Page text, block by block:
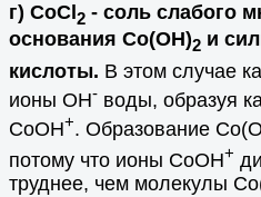
г) СоСl 2 - соль слабого
основания Со(OH)2 и
кислоты. В этом случае
ионы ОН- воды, образуя
СоOH+. Образование
потому что ионы СоOH+
труднее, чем молекулы